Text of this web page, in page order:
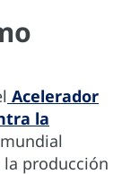
Acelerador
la
producción